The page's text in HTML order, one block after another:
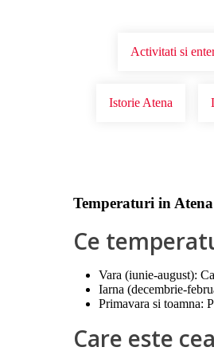
Activitati si
Istorie Atena
Temperaturi in Atena
Ce
Vara (iunie-august):
Iarna (decembrie-
Primavara si toamna:
Care este